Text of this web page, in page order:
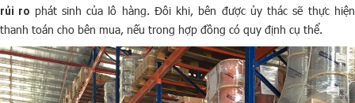
rủi ro phát sinh của lô hàng. Đôi khi, bên được ủy thác sẽ thực hiện
thanh toán cho bên mua, nếu trong hợp đồng có quy định cụ thể.